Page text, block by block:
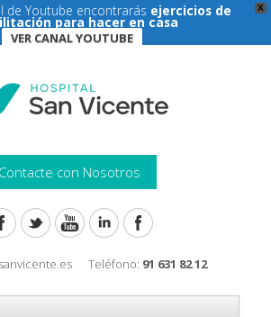
X
de Youtube encontrarás ejercicios de
para hacer en casa
VER CANAL YOUTUBE
Contacte con Nosotros
Teléfono: 91 631 82 12